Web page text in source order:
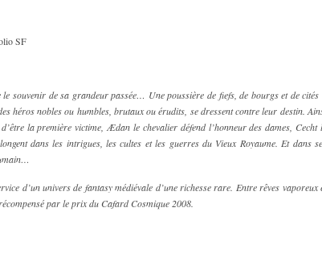
SF
souvenir de sa grandeur passée… Une poussière de fiefs, de bourgs et de cités
héros nobles ou humbles, brutaux ou érudits, se dressent contre leur destin.
la première victime, Ædan le chevalier défend l’honneur des dames, Cecht
dans les intrigues, les cultes et les guerres du Vieux Royaume. Et dans
d’un univers de fantasy médiévale d’une richesse rare. Entre rêves vaporeux
par le prix du Cafard Cosmique 2008.